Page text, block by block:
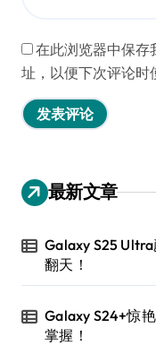
在此浏览器中保存
址，以便下次评论时
最新文章
Galaxy S25
翻天！
Galaxy S24+惊
掌握！